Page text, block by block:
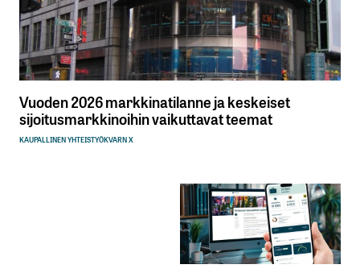
Vuoden 2026 markkinatilanne ja keskeiset
sijoitusmarkkinoihin vaikuttavat teemat
KAUPALLINEN YHTEISTYÖKVARN X